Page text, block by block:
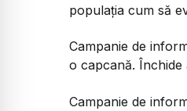
populația cum să
Campanie de
o capcană. Închide
Campanie de